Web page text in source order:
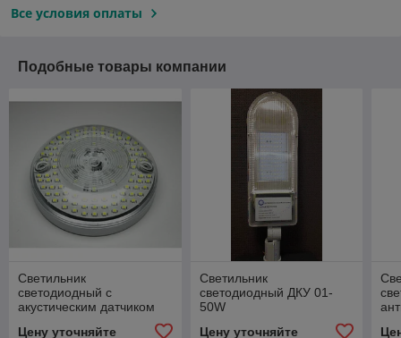
Все условия оплаты
Подобные товары компании
Светильник
светодиодный с
акустическим датчиком
Цену уточняйте
Светильник
светодиодный ДКУ 01-
50W
Цену уточняйте